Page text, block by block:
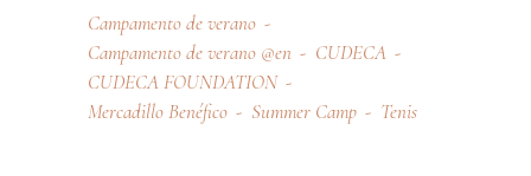
Campamento de verano
Campamento de verano @en
CUDECA
CUDECA FOUNDATION
Mercadillo Benéfico
Summer Camp Tenis